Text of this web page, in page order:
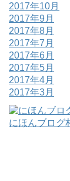
2017年10月
2017年9月
2017年8月
2017年7月
2017年6月
2017年5月
2017年4月
2017年3月
にほんブログ